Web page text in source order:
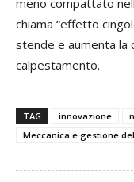
meno compattato
chiama “effetto
stende e aumenta la
calpestamento.
TAG innovazione
Meccanica e gestione